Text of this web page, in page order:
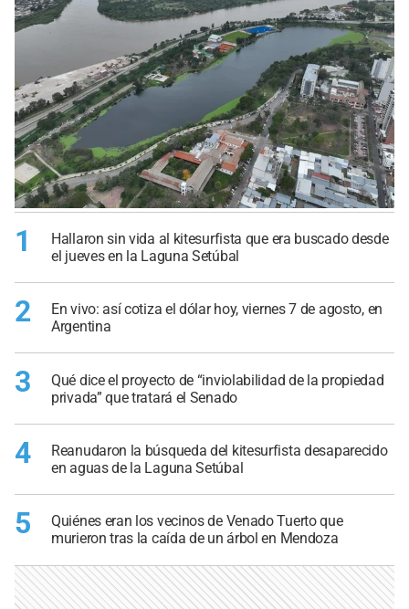
1
Hallaron sin vida al kitesurfista que era buscado desde
el jueves en la Laguna Setúbal
2
En vivo: así cotiza el dólar hoy, viernes 7 de agosto, en
Argentina
3
Qué dice el proyecto de “inviolabilidad de la propiedad
privada” que tratará el Senado
4
Reanudaron la búsqueda del kitesurfista desaparecido
en aguas de la Laguna Setúbal
5
Quiénes eran los vecinos de Venado Tuerto que
murieron tras la caída de un árbol en Mendoza